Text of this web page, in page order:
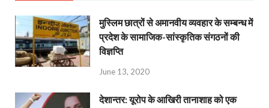
मुस्लिम छात्रों से अमानवीय व्यवहार के सम्बन्ध में
प्रदेश के सामाजिक-सांस्कृतिक संगठनों की
विज्ञप्ति
June 13, 2020
देशान्‍तर: यूरोप के आखिरी तानाशाह को एक